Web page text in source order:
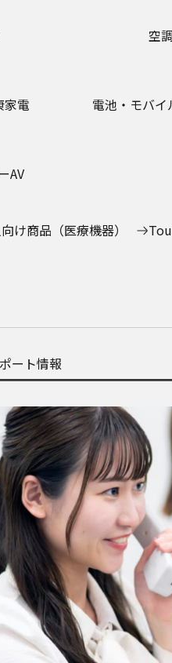
空
家電 電池・モバ
AV
け商品（医療機器）
ート情報